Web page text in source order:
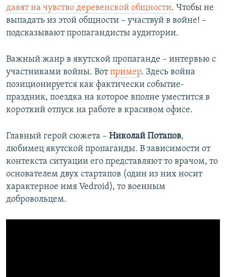
давят на чувство деревенской общности. Чтобы не
выпадать из этой общности – участвуй в войне! –
подсказывают пропагандисты аудитории.
Важный жанр в якутской пропаганде – интервью с
участниками войны. Вотпример. Здесь война
позиционируется как фактически событие-
праздник, поездка на которое вполне уместится в
короткий отпуск на работе в красивом офисе.
Главный герой сюжета – Николай Потапов,
любимец якутской пропаганды. В зависимости от
контекста ситуации его представляют то врачом, то
основателем двух стартапов (один из них носит
характерное имя Vedroid), то военным
добровольцем.